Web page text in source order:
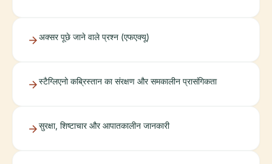
अक्सर पूछे जाने वाले प्रश्न (एफएक्यू)
स्टैग्लिएनो कब्रिस्तान का संरक्षण और समकालीन प्रासंगिकता
सुरक्षा, शिष्टाचार और आपातकालीन जानकारी